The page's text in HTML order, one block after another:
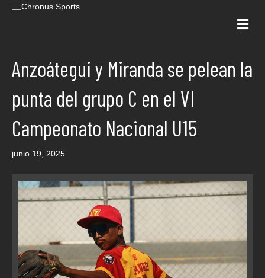
Anzoátegui y Miranda se pelean la
punta del grupo C en el VI
Campeonato Nacional U15
junio 19, 2025